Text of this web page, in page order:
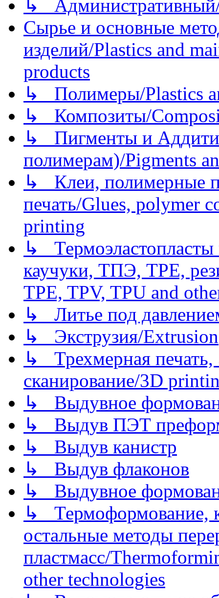
↳
Сырье и основные
изделий/Plastics and
products
↳ Полимеры/Plastics
↳ Композиты/
↳ Пигменты и
полимерам)/Pigments
↳ Клеи, полимерные
печать/Glues, polymer
printing
↳
каучуки, ТПЭ, TPE,
TPE, TPV, TPU and
↳ Литье под
↳ Экструзия/Extrusion
↳ Трехмерная
сканирование/3D
↳ Выдувное
↳ Выдув ПЭТ
↳ Выдув канистр
↳ Выдув флаконов
↳ Выдувное
↳ Термоформование,
остальные методы
пластмасс/
other technologies